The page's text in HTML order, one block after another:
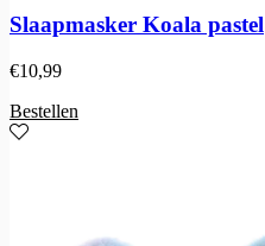
Slaapmasker Koala pastel
€10,99
Bestellen